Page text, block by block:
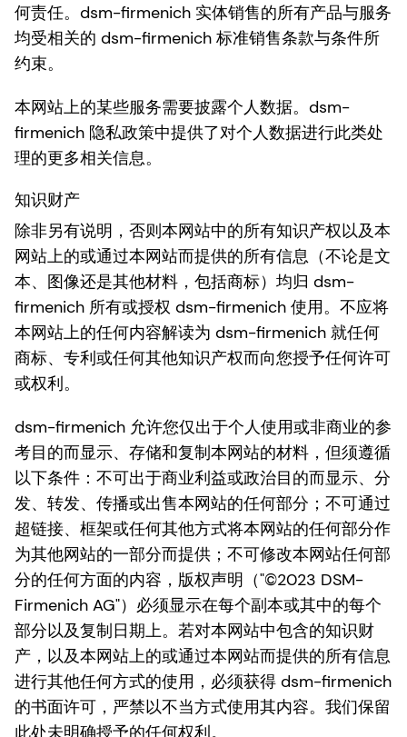
何责任。dsm-firmenich 实体销售的所有产品与服务
均受相关的 dsm-firmenich 标准销售条款与条件所
约束。
本网站上的某些服务需要披露个人数据。dsm-
firmenich 隐私政策中提供了对个人数据进行此类处
理的更多相关信息。
知识财产
除非另有说明，否则本网站中的所有知识产权以及本
网站上的或通过本网站而提供的所有信息（不论是文
本、图像还是其他材料，包括商标）均归 dsm-
firmenich 所有或授权 dsm-firmenich 使用。不应将
本网站上的任何内容解读为 dsm-firmenich 就任何
商标、专利或任何其他知识产权而向您授予任何许可
或权利。
dsm-firmenich 允许您仅出于个人使用或非商业的参
考目的而显示、存储和复制本网站的材料，但须遵循
以下条件：不可出于商业利益或政治目的而显示、分
发、转发、传播或出售本网站的任何部分；不可通过
超链接、框架或任何其他方式将本网站的任何部分作
为其他网站的一部分而提供；不可修改本网站任何部
分的任何方面的内容，版权声明（"©2023 DSM-
Firmenich AG"）必须显示在每个副本或其中的每个
部分以及复制日期上。若对本网站中包含的知识财
产，以及本网站上的或通过本网站而提供的所有信息
进行其他任何方式的使用，必须获得 dsm-firmenich
的书面许可，严禁以不当方式使用其内容。我们保留
此处未明确授予的任何权利。